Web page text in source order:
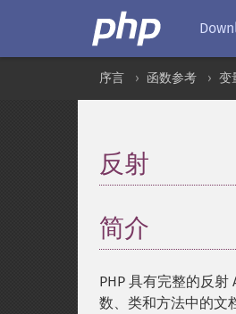
序言 函数参考 变
反射
简介
PHP 具有完整的反
数、类和方法中的文